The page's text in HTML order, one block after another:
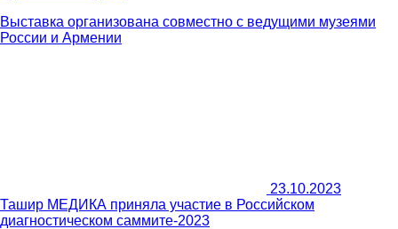
Выставка организована совместно с ведущими музеями
России и Армении
23.10.2023
Ташир МЕДИКА приняла участие в Российском
диагностическом саммите-2023